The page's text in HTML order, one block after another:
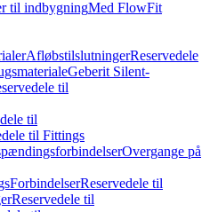
til indbygningMed FlowFit
AfløbstilslutningerReservedele
Geberit Silent-
til
til
til Fittings
Overgange på
ForbindelserReservedele til
Reservedele til